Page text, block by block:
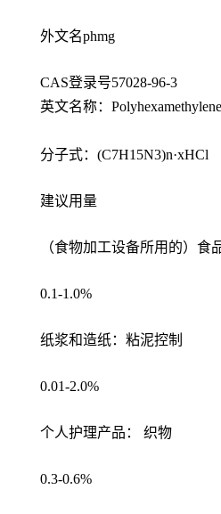
外文名phmg
CAS登录号57028-96-3
英文名称：
分子式：(C7H15N3)n·xHCl
建议用量
（食物加工设备所用的）食
0.1-1.0%
纸浆和造纸：粘泥控制
0.01-2.0%
个人护理产品： 织物
0.3-0.6%